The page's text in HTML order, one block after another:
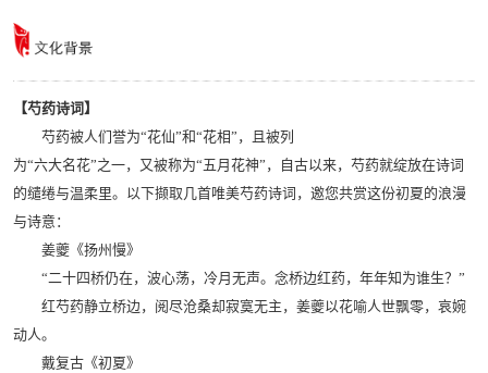
【芍药诗词】
芍药被人们誉为“花仙”和“花相”，且被列
为“六大名花”之一，又被称为“五月花神”，自古以来，芍药就绽放在诗词
的缱绻与温柔里。以下撷取几首唯美芍药诗词，邀您共赏这份初夏的浪漫
与诗意：
姜夔《扬州慢》
“二十四桥仍在，波心荡，冷月无声。念桥边红药，年年知为谁生？”
红芍药静立桥边，阅尽沧桑却寂寞无主，姜夔以花喻人世飘零，哀婉
动人。
戴复古《初夏》